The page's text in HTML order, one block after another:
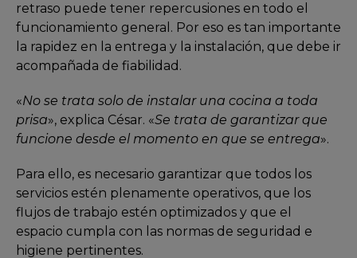
retraso puede tener repercusiones en todo el
funcionamiento general. Por eso es tan importante
la rapidez en la entrega y la instalación, que debe ir
acompañada de fiabilidad.
«No se trata solo de instalar una cocina a toda
prisa», explica César. «Se trata de garantizar que
funcione desde el momento en que se entrega».
Para ello, es necesario garantizar que todos los
servicios estén plenamente operativos, que los
flujos de trabajo estén optimizados y que el
espacio cumpla con las normas de seguridad e
higiene pertinentes.